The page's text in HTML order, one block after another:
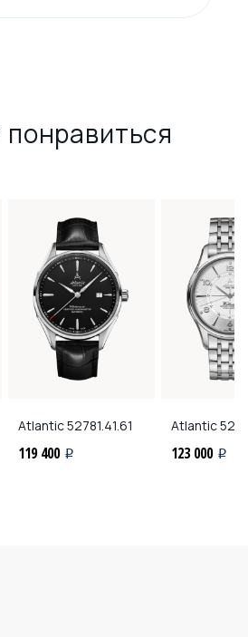
Atlantic52781.41.61
119 400 i
Atlantic
123 000 i